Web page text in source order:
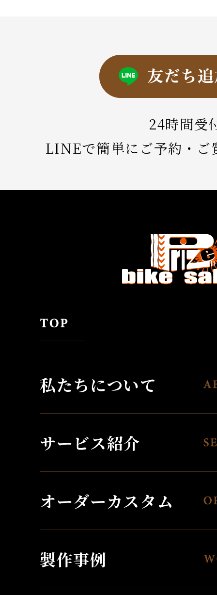
24時間受
LINEで簡単にご予約・ご
私たちについて
サービス紹介
オーダーカスタム
製作事例